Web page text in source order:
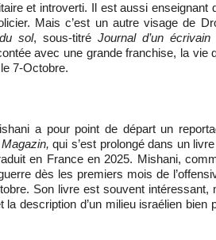
et introverti. Il est aussi enseignant
Mais c’est un autre visage de
sol, sous-titréJournal d’un
avec une grande franchise, la vie
7-Octobre.
a pour point de départ un
qui s’est prolongé dans un
en France en 2025. Mishani,
dès les premiers mois de
Son livre est souvent intéressant,
la description d’un milieu israélien bien